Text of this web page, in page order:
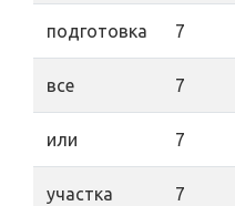
подготовка 7
все 7
или 7
участка 7